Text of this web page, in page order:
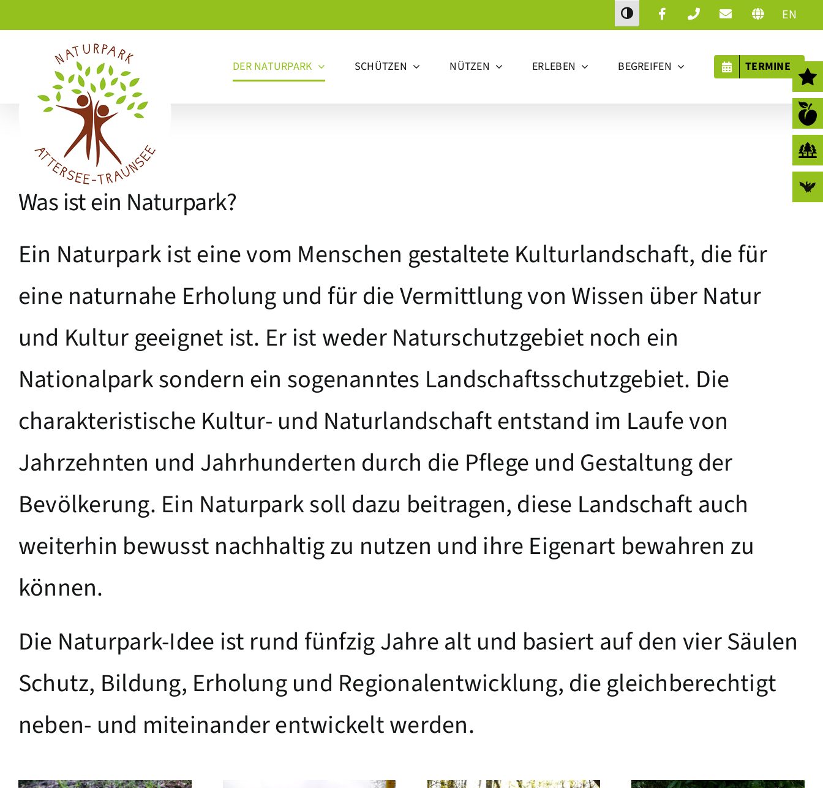
Toggle High Contrast EN
DER NATURPARK SCHÜTZEN NÜTZEN ERLEBEN BEGREIFEN TERMINE
Was ist ein Naturpark?
Ein Naturpark ist eine vom Menschen gestaltete Kulturlandschaft, die für
eine naturnahe Erholung und für die Vermittlung von Wissen über Natur
und Kultur geeignet ist. Er ist weder Naturschutzgebiet noch ein
Nationalpark sondern ein sogenanntes Landschaftsschutzgebiet. Die
charakteristische Kultur- und Naturlandschaft entstand im Laufe von
Jahrzehnten und Jahrhunderten durch die Pflege und Gestaltung der
Bevölkerung. Ein Naturpark soll dazu beitragen, diese Landschaft auch
weiterhin bewusst nachhaltig zu nutzen und ihre Eigenart bewahren zu
können.
Die Naturpark-Idee ist rund fünfzig Jahre alt und basiert auf den vier Säulen
Schutz, Bildung, Erholung und Regionalentwicklung, die gleichberechtigt
neben- und miteinander entwickelt werden.